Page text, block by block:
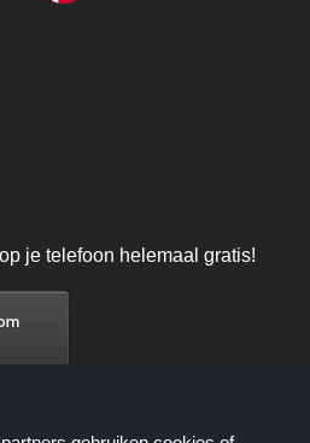
je telefoon helemaal gratis!